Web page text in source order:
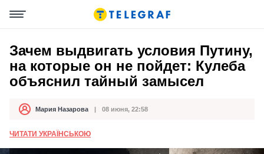
Зачем выдвигать условия Путину,
на которые он не пойдет: Кулеба
объяснил тайный замысел
АвторМария Назарова
Дата публикации 08 июня, 22:58
ЧИТАТИ УКРАЇНСЬКОЮ